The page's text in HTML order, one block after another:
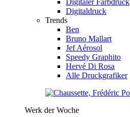
Digitaldruck
Trends
Ben
Bruno Mallart
Jef Aérosol
Speedy Graphito
Hervé Di Rosa
Alle Druckgrafiker
Werk der Woche